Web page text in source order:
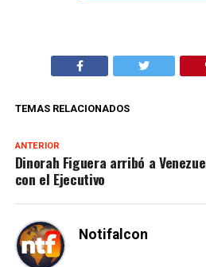
TEMAS RELACIONADOS
ANTERIOR
Dinorah Figuera arribó a
con el Ejecutivo
Notifalcon